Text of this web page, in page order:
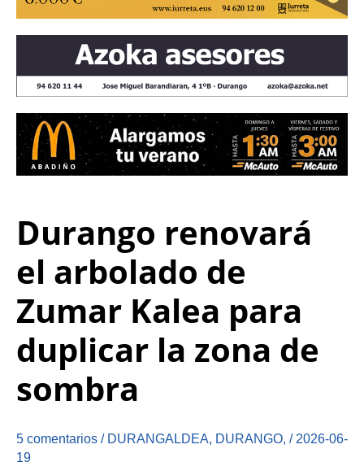
Durango renovará
el arbolado de
Zumar Kalea para
duplicar la zona de
sombra
5 comentarios / DURANGALDEA, DURANGO, / 2026-06-
19